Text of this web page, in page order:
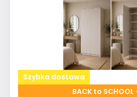
Szybka dostawa
BACK to SCHOOL